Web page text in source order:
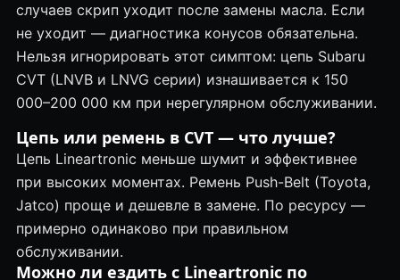
случаев скрип уходит после замены масла. Если
не уходит — диагностика конусов обязательна.
Нельзя игнорировать этот симптом: цепь Subaru
CVT (LNVB и LNVG серии) изнашивается к 150
000–200 000 км при нерегулярном обслуживании.
Цепь или ремень в CVT — что лучше?
Цепь Lineartronic меньше шумит и эффективнее
при высоких моментах. Ремень Push-Belt (Toyota,
Jatco) проще и дешевле в замене. По ресурсу —
примерно одинаково при правильном
обслуживании.
Можно ли ездить с Lineartronic по